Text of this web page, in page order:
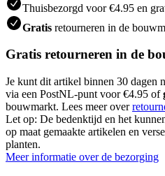
Thuisbezorgd voor €4.95 en
Gratis retourneren in de
Gratis retourneren in de
Je kunt dit artikel binnen 30 dagen
via een PostNL-punt voor €4.95 of
bouwmarkt. Lees meer over
Let op: De bedenktijd en het
op maat gemaakte artikelen en
planten.
Meer informatie over de bezorging